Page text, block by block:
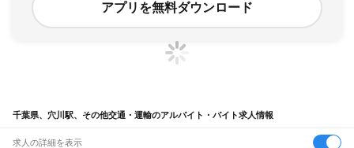
アプリを無料ダウンロード
千葉県、穴川駅、その他交通・運輸のアルバイト・バイト求人情報
求人の詳細を表示